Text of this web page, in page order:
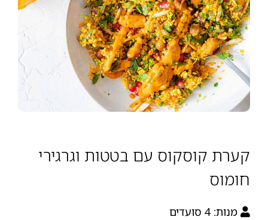
קערת קוסקוס עם בטטות וגרגירי
חומוס
מנות:4 סועדים